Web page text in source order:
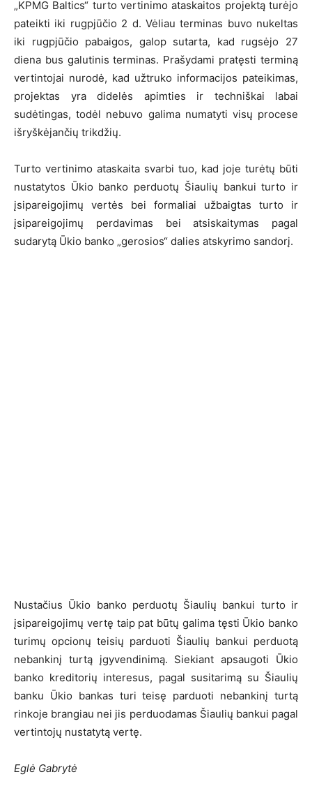
„KPMG Baltics“ turto vertinimo ataskaitos projektą turėjo
pateikti iki rugpjūčio 2 d. Vėliau terminas buvo nukeltas
iki rugpjūčio pabaigos, galop sutarta, kad rugsėjo 27
diena bus galutinis terminas. Prašydami pratęsti terminą
vertintojai nurodė, kad užtruko informacijos pateikimas,
projektas yra didelės apimties ir techniškai labai
sudėtingas, todėl nebuvo galima numatyti visų procese
išryškėjančių trikdžių.
Turto vertinimo ataskaita svarbi tuo, kad joje turėtų būti
nustatytos Ūkio banko perduotų Šiaulių bankui turto ir
įsipareigojimų vertės bei formaliai užbaigtas turto ir
įsipareigojimų perdavimas bei atsiskaitymas pagal
sudarytą Ūkio banko „gerosios“ dalies atskyrimo sandorį.
Nustačius Ūkio banko perduotų Šiaulių bankui turto ir
įsipareigojimų vertę taip pat būtų galima tęsti Ūkio banko
turimų opcionų teisių parduoti Šiaulių bankui perduotą
nebankinį turtą įgyvendinimą. Siekiant apsaugoti Ūkio
banko kreditorių interesus, pagal susitarimą su Šiaulių
banku Ūkio bankas turi teisę parduoti nebankinį turtą
rinkoje brangiau nei jis perduodamas Šiaulių bankui pagal
vertintojų nustatytą vertę.
Eglė Gabrytė